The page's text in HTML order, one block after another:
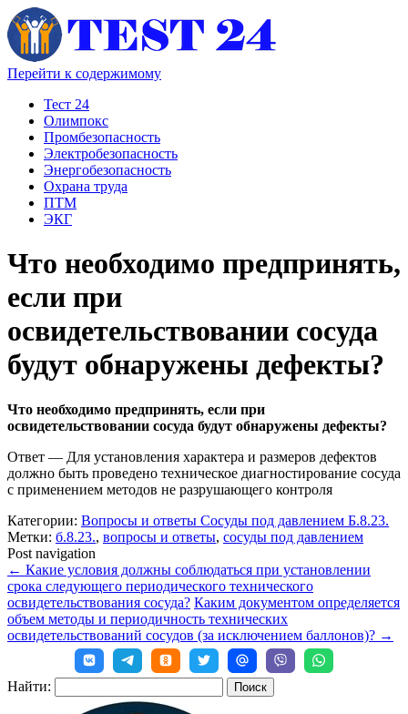
Перейти к содержимому
Тест 24
Олимпокс
Промбезопасность
Электробезопасность
Энергобезопасность
Охрана труда
ПТМ
ЭКГ
Что необходимо предпринять,
если при
освидетельствовании сосуда
будут обнаружены дефекты?
Что необходимо предпринять, если при
освидетельствовании сосуда будут обнаружены дефекты?
Ответ — Для установления характера и размеров дефектов
должно быть проведено техническое диагностирование сосуда
с применением методов не разрушающего контроля
Категории: Вопросы и ответы Сосуды под давлением Б.8.23.
Метки: б.8.23., вопросы и ответы, сосуды под давлением
Post navigation
← Какие условия должны соблюдаться при установлении
срока следующего периодического технического
освидетельствования сосуда? Каким документом определяется
объем методы и периодичность технических
освидетельствований сосудов (за исключением баллонов)? →
Найти: